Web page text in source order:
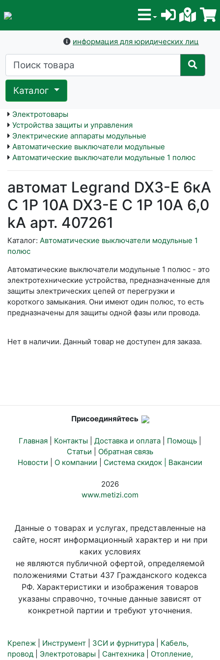
информация для юридических лиц
Каталог
Электротовары
Устройства защиты и управления
Электрические аппараты модульные
Автоматические выключатели модульные
Автоматические выключатели модульные 1 полюс
автомат Legrand DX3-E 6кА
C 1P 10A DX3-E C 1P 10A 6,0
kA арт. 407261
Каталог: Автоматические выключатели модульные 1
полюс
Автоматические выключатели модульные 1 полюс - это
электротехнические устройства, предназначенные для
защиты электрических цепей от перегрузки и
короткого замыкания. Они имеют один полюс, то есть
предназначены для защиты одной фазы или провода.
Нет в наличии. Данный товар не доступен для заказа.
Присоединяйтесь
Главная Контакты Доставка и оплата Помощь
Статьи
Обратная связь
Новости
О компании Система скидок | Вакансии
2026
www.metizi.com
Данные о товарах и услугах, представленные на
сайте, носят информационный характер и ни при
каких условиях
не являются публичной офертой, определяемой
положениями Статьи 437 Гражданского кодекса
РФ. Характеристики и изображения товаров
указаны справочно, точные данные зависят от
конкретной партии и требуют уточнения.
Крепеж Инструмент ЗСИ и фурнитура
Кабель,
провод
Электротовары Сантехника
Отопление,